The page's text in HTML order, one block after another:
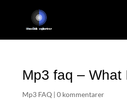
Mp3 faq – What
Mp3 FAQ| 0 kommentarer